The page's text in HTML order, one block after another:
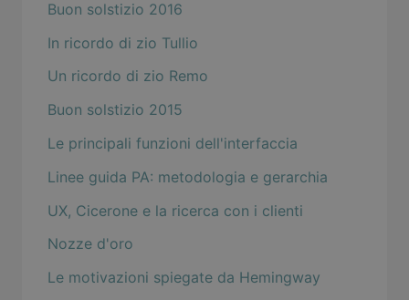
Buon solstizio 2016
In ricordo di zio Tullio
Un ricordo di zio Remo
Buon solstizio 2015
Le principali funzioni dell'interfaccia
Linee guida PA: metodologia e gerarchia
UX, Cicerone e la ricerca con i clienti
Nozze d'oro
Le motivazioni spiegate da Hemingway